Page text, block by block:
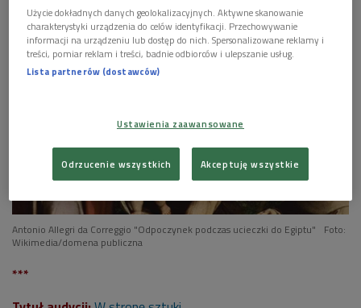
Antonio Allegri da Correggio "Odpoczynek podczas ucieczki do Egiptu"
Foto:
Wikimedia/domena publiczna
***
Użycie dokładnych danych geolokalizacyjnych. Aktywne skanowanie
charakterystyki urządzenia do celów identyfikacji. Przechowywanie
informacji na urządzeniu lub dostęp do nich. Spersonalizowane reklamy i
treści, pomiar reklam i treści, badnie odbiorców i ulepszanie usług.
Lista partnerów (dostawców)
Ustawienia zaawansowane
Odrzucenie wszystkich Akceptuję wszystkie